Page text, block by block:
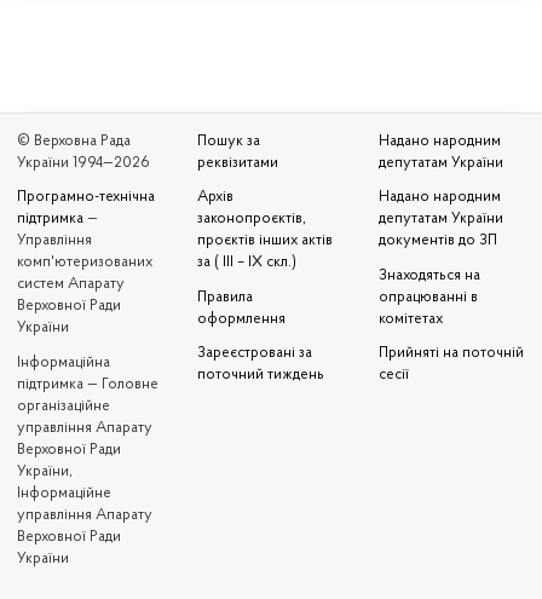
© Верховна Рада
України 1994—2026
Програмно-технічна
підтримка —
Управління
комп'ютеризованих
систем Апарату
Верховної Ради
України
Iнформаційна
підтримка — Головне
організаційне
управління Апарату
Верховної Ради
України,
Інформаційне
управління Апарату
Верховної Ради
України
Пошук за
реквізитами
Архів
законопроєктів,
проєктів інших актів
за ( III – IX скл.)
Правила
оформлення
Зареєстровані за
поточний тиждень
Надано народним
депутатам України
Надано народним
депутатам України
документів до ЗП
Знаходяться на
опрацюванні в
комітетах
Прийняті на поточній
сесії